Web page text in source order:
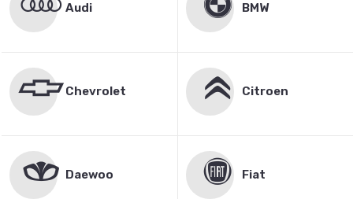
Audi BMW
Chevrolet Citroen
Daewoo Fiat